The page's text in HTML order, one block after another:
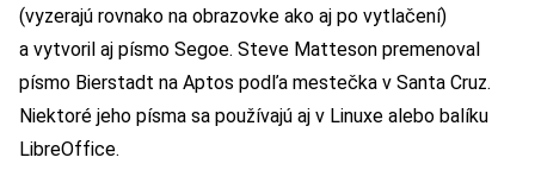
(vyzerajú rovnako na obrazovke ako aj po vytlačení)
a vytvoril aj písmo Segoe. Steve Matteson premenoval
písmo Bierstadt na Aptos podľa mestečka v Santa Cruz.
Niektoré jeho písma sa používajú aj v Linuxe alebo balíku
LibreOffice.